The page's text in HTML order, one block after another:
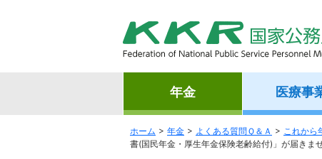
年金 医療事
ホーム 年金 よくある質問Ｑ＆Ａ これから
書(国民年金・厚生年金保険老齢給付)」が届きま